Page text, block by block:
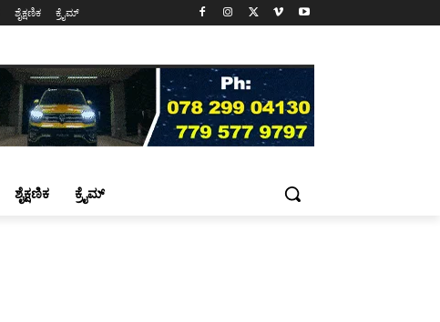
ಶೈಕ್ಷಣಿಕ ಕ್ರೈಮ್
ಶೈಕ್ಷಣಿಕ ಕ್ರೈಮ್